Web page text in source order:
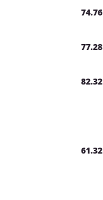
74.76
77.28
82.32
61.32